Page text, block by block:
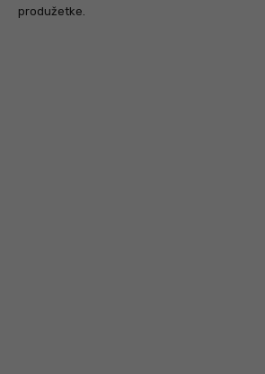
produžetke.